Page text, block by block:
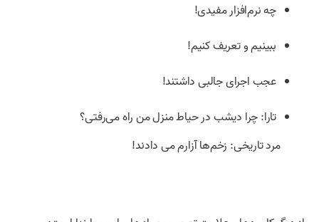
چه نرم‌افزار مفیدی!
ببینیم و تعریف کنیم!
عجب اجرای جالبی داشتند!
تارا: چرا دیشب در حیاط منزل من راه می‌رفتی؟
مرد تاریخی: زخم‌ها آزارم می دادند!